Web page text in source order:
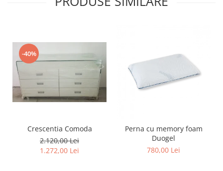
-40%
Crescentia Comoda
2.120,00 Lei
1.272,00 Lei
Perna cu memory foam
Duogel
780,00 Lei